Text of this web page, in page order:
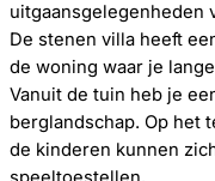
uitgaansgelegenheden
De stenen villa heeft
de woning waar je
Vanuit de tuin heb je
berglandschap. Op het
de kinderen kunnen